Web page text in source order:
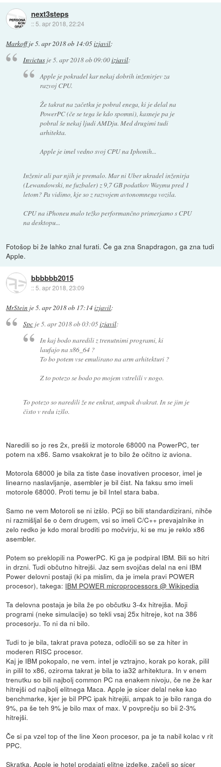
next3steps
:: 5. apr 2018, 22:24
Markoffje5. apr 2018 ob 14:05izjavil:
Invictusje5. apr 2018 ob 09:00izjavil:
Apple je pokradel kar nekaj dobrih inženirjev za
razvoj CPU.
Že takrat na začetku je pobral enega, ki je delal na
PowerPC (če se tega še kdo spomni), kasneje pa je
pobral še nekaj ljudi AMDju. Med drugimi tudi
arhitekta.
Apple je imel vedno svoj CPU na Iphonih...
Inženir ali par njih je premalo. Mar ni Uber ukradel inženirja
(Lewandowski, ne fuzbaler) z 9,7 GB podatkov Waymu pred 1
letom? Pa vidimo, kje so z razvojem avtonomnega vozila.
CPU na iPhoneu malo težko performančno primerjamo s CPU
na desktopu...
Fotošop bi že lahko znal furati. Če ga zna Snapdragon, ga zna tudi
Apple.
bbbbbb2015
::5. apr 2018, 23:09
MrStein je5. apr 2018 ob 17:14izjavil:
Spcje5. apr 2018 ob 03:05izjavil:
In kaj bodo naredili z trenutnimi programi, ki
laufajo na x86_64 ?
To bo potem vse emulirano na arm arhitekturi ?
Z to potezo se bodo po mojem vstrelili v nogo.
To potezo so naredili že ne enkrat, ampak dvakrat. In se jim je
čisto v redu izšlo.
Naredili so jo res 2x, prešli iz motorole 68000 na PowerPC, ter
potem na x86. Samo vsakokrat je to bilo že očitno iz aviona.
Motorola 68000 je bila za tiste čase inovativen procesor, imel je
linearno naslavljanje, asembler je bil čist. Na faksu smo imeli
motorole 68000. Proti temu je bil Intel stara baba.
Samo ne vem Motoroli se ni izšlo. PCji so bili standardizirani, nihče
ni razmišljal še o čem drugem, vsi so imeli C/C++ prevajalnike in
zelo redko je kdo moral broditi po močvirju, ki se mu je reklo x86
asembler.
Potem so preklopili na PowerPC. Ki ga je podpiral IBM. Bili so hitri
in drzni. Tudi občutno hitrejši. Jaz sem svojčas delal na eni IBM
Power delovni postaji (ki pa mislim, da je imela pravi POWER
procesor), takega: IBM POWER microprocessors @ Wikipedia
Ta delovna postaja je bila že po občutku 3-4x hitrejša. Moji
programi (neke simulacije) so tekli vsaj 25x hitreje, kot na 386
procesorju. To ni da ni bilo.
Tudi to je bila, takrat prava poteza, odločili so se za hiter in
moderen RISC procesor.
Kaj je IBM pokopalo, ne vem. intel je vztrajno, korak po korak, pilil
in pilil to x86, oziroma takrat je bila to ia32 arhitektura. In v enem
trenutku so bili najbolj common PC na enakem nivoju, če ne že kar
hitrejši od najbolj elitnega Maca. Apple je sicer delal neke kao
benchmarke, kjer je bil PPC ipak hitrejši, ampak to je bilo ranga do
9%, pa še teh 9% je bilo max of max. V povprečju so bii 2-3%
hitrejši.
Če si pa vzel top of the line Xeon procesor, pa je ta nabil kolac v rit
PPC.
Skratka, Apple je hotel prodajati elitne izdelke, začeli so sicer